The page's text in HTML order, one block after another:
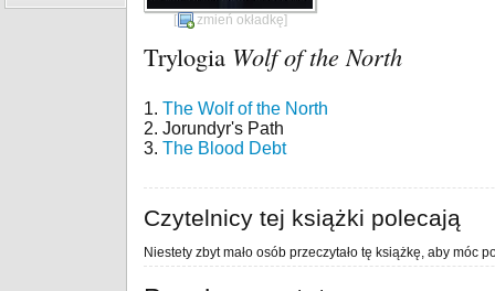
[ zmień okładkę]
Trylogia Wolf of the North
1. The Wolf of the North
2. Jorundyr's Path
3. The Blood Debt
Czytelnicy tej książki polecają
Niestety zbyt mało osób przeczytało tę książkę, aby móc